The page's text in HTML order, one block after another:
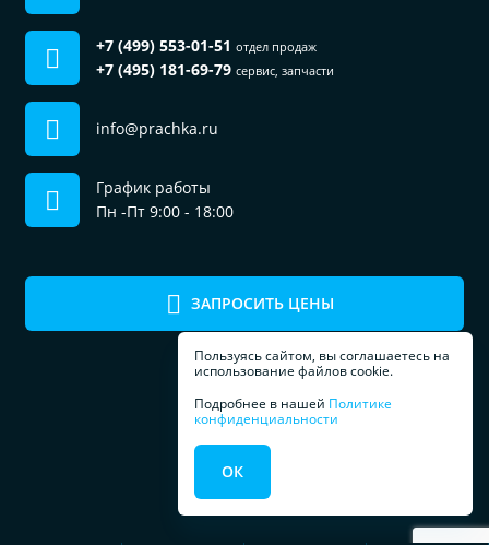
Пользуясь сайтом, вы соглашаетесь на
использование файлов cookie.
Подробнее в нашей Политике
конфиденциальности
ОК
ПРОФЕССИОНАЛЬНОЕ
ДЛЯ ПРАЧЕЧЕЧНЫХ
ЗАПРОСИТЬ ЦЕНЫ
+7 (499) 553-01-51 отдел продаж
+7 (495) 181-69-79 сервис, запчасти
info@prachka.ru
График работы
Пн -Пт 9:00 - 18:00